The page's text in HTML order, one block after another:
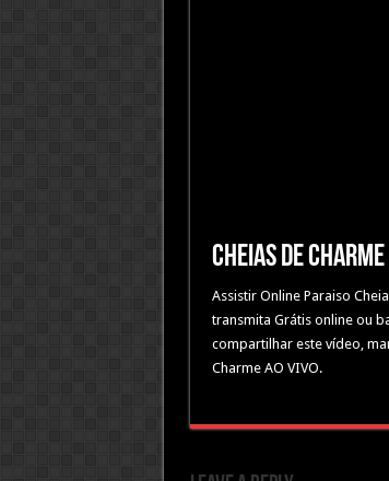
Cheias de
Assistir Online Paraiso
transmita Grátis online ou
compartilhar este vídeo,
Charme AO VIVO.